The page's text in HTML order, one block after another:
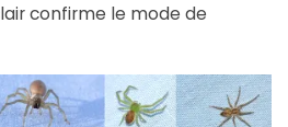
confirme le mode de